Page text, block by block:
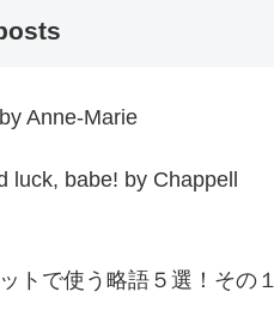
Anne-Marie
luck, babe! by Chappell
トで使う略語５選！その１